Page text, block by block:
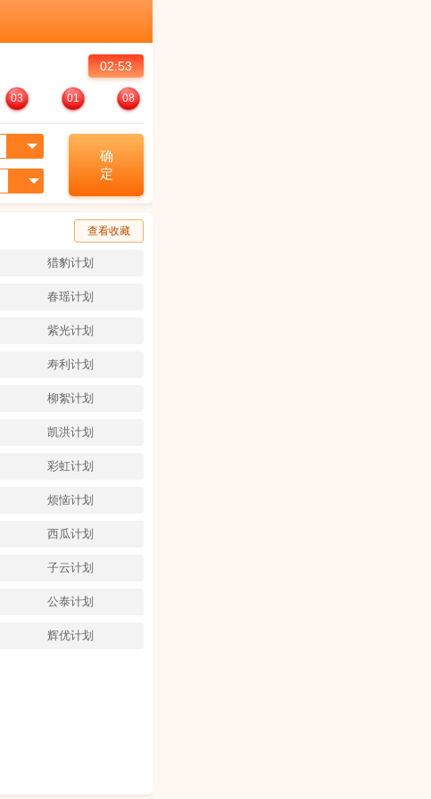
02:53
03 01 08
确
定
查看收藏
猎豹计划
春瑶计划
紫光计划
寿利计划
柳絮计划
凯洪计划
彩虹计划
烦恼计划
西瓜计划
子云计划
公泰计划
辉优计划